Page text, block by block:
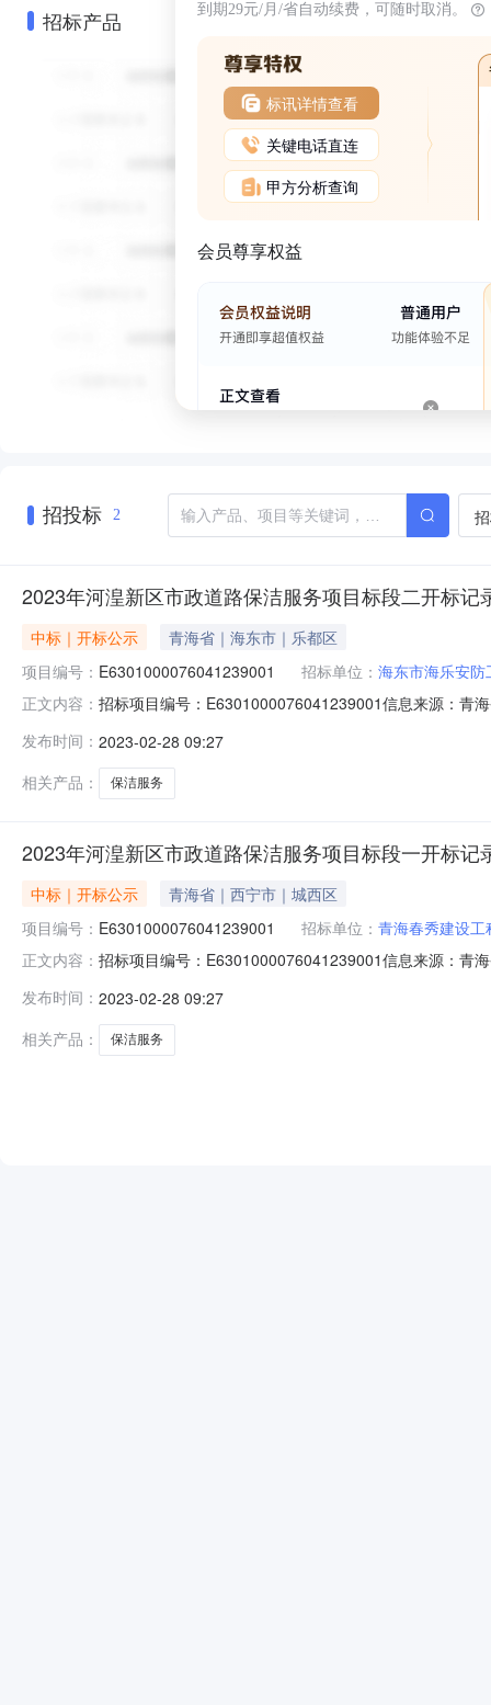
招标产品 到期29元/月/省自动续费，可随时取消。
标讯详情查看
关键电话直连
甲方分析查询
会员尊享权益
招投标 2
2023年河湟新区市政道路保洁服务项目标段二开标记
中标｜开标公示
青海省｜海东市｜乐都区
项目编号： E6301000076041239001 招标单位： 海东市海乐安
正文内容： 招标项目编号：E6301000076041239001信息来源：青
项目负责人:;报价:2344318.46元/%;工期:日历天;质量要
发布时间： 2023-02-28 09:27
相关产品：
保洁服务
2023年河湟新区市政道路保洁服务项目标段一开标记
中标｜开标公示
青海省｜西宁市｜城西区
项目编号： E6301000076041239001 招标单位： 青海春秀建设工
正文内容： 招标项目编号：E6301000076041239001信息来源：青
目负责人:;报价:0.00元/%;工期:日历天;质量要求:;保证金
发布时间： 2023-02-28 09:27
相关产品：
保洁服务